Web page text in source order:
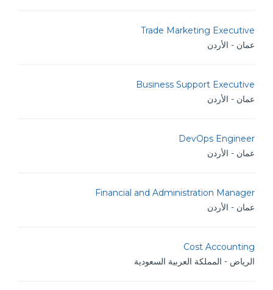
Trade Marketing Executive
عمان - الأردن
Business Support Executive
عمان - الأردن
DevOps Engineer
عمان - الأردن
Financial and Administration Manager
عمان - الأردن
Cost Accounting
الرياض - المملكة العربية السعودية